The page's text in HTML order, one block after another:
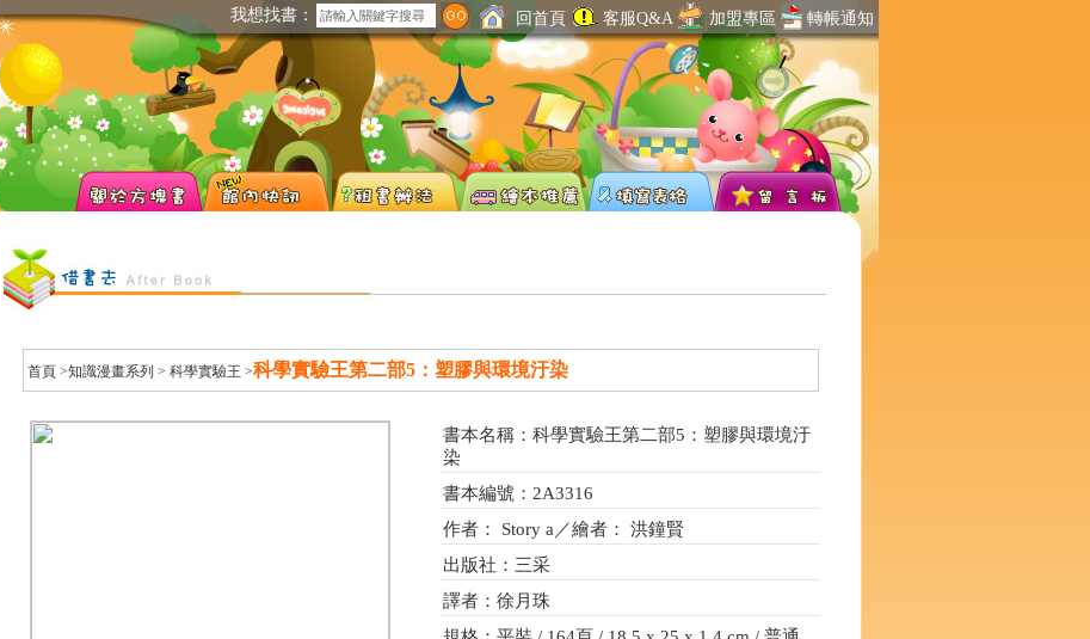
我想找書： 回首頁 客服Q&A 加盟專區 轉帳通知
首頁 >知識漫畫系列 > 科學實驗王 >科學實驗王第二部5：塑膠與環境汙染
書本名稱：科學實驗王第二部5：塑膠與環境汙
染
書本編號：2A3316
作者： Story a／繪者： 洪鐘賢
出版社：三采
譯者：徐月珠